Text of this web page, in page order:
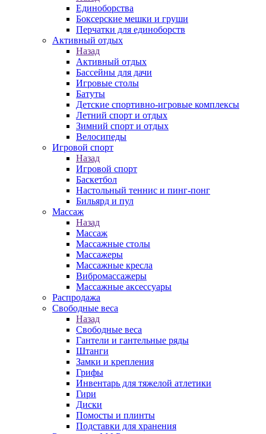
Единоборства
Боксерские мешки и груши
Перчатки для единоборств
Активный отдых
Назад
Активный отдых
Бассейны для дачи
Игровые столы
Батуты
Детские спортивно-игровые комплексы
Летний спорт и отдых
Зимний спорт и отдых
Велосипеды
Игровой спорт
Назад
Игровой спорт
Баскетбол
Настольный теннис и пинг-понг
Бильярд и пул
Массаж
Назад
Массаж
Массажные столы
Массажеры
Массажные кресла
Вибромассажеры
Массажные аксессуары
Распродажа
Свободные веса
Назад
Свободные веса
Гантели и гантельные ряды
Штанги
Замки и крепления
Грифы
Инвентарь для тяжелой атлетики
Гири
Диски
Помосты и плинты
Подставки для хранения